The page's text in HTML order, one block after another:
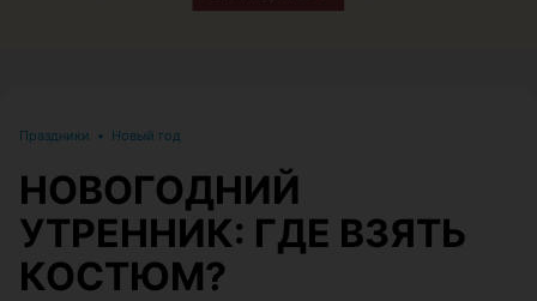
Праздники • Новый год
НОВОГОДНИЙ
УТРЕННИК: ГДЕ ВЗЯТЬ
КОСТЮМ?